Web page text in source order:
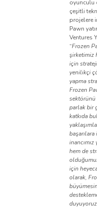
oyunculu
çeşitli
projelere
Pawn
Ventures
“Frozen
şirketimiz
için
yenilikçi
yapma
Frozen
sektörünü
parlak bir
katkıda
hem de
için
olarak,
duyuyoruz